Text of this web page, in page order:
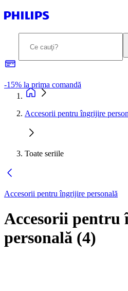
-15% la prima comandă
Accesorii pentru îngrijire
Toate seriile
Accesorii pentru îngrijire personală
Accesorii
personală (4)